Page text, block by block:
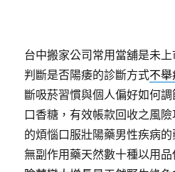
台中搬家公司常用當舖是未
判斷是否陽痿的診斷方式不
斷吸菸習慣與個人偏好如何調
口香糖，有效帳款回收之風
的煩惱口服壯陽藥男性疾病
無副作用藥天然數十種以用